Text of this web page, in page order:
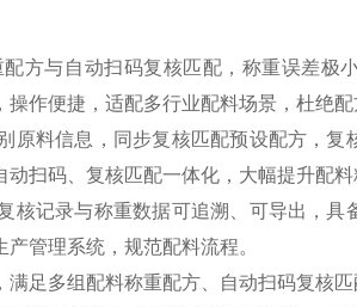
方与自动扫码复核匹配，称重误差极
作便捷，适配多行业配料场景，杜绝配
原料信息，同步复核匹配预设配方，复
扫码、复核匹配一体化，大幅提升配料
记录与称重数据可追溯、可导出，具
管理系统，规范配料流程。
足多组配料称重配方、自动扫码复核匹